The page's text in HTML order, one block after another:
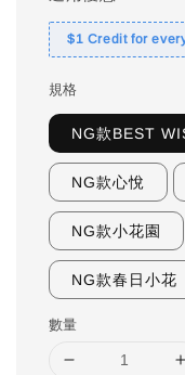
$1 Credit for
規格
NG款BEST
NG款心悅
NG款小花園
NG款春日小花
數量